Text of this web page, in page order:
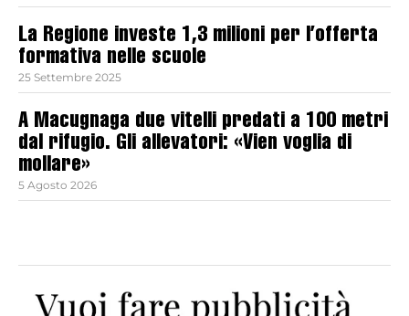
La Regione investe 1,3 milioni per l’offerta
formativa nelle scuole
25 Settembre 2025
A Macugnaga due vitelli predati a 100 metri
dal rifugio. Gli allevatori: «Vien voglia di
mollare»
5 Agosto 2026